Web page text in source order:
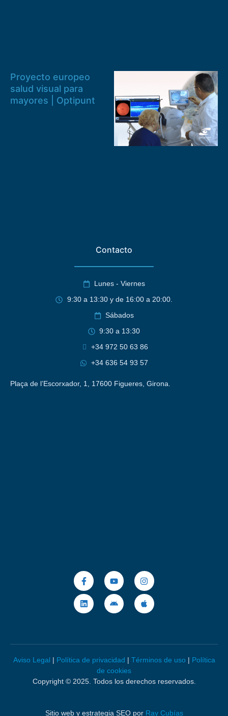
Proyecto europeo
salud visual para
mayores | Optipunt
Contacto
Lunes - Viernes
9:30 a 13:30 y de 16:00 a 20:00.
Sábados
9:30 a 13:30
+34 972 50 63 86
+34 636 54 93 57
Plaça de l’Escorxador, 1, 17600 Figueres, Girona.
Sitio web y estrategia SEO por Ray Cubías
Aviso Legal | Política de privacidad | Términos de uso | Política
de cookies
Copyright © 2025. Todos los derechos reservados.